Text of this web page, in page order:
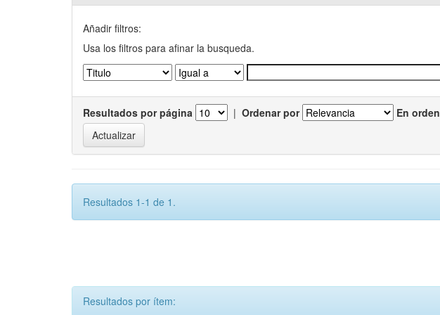
Añadir filtros:
Usa los filtros para afinar la busqueda.
Resultados por página | Ordenar por En orden
Resultados 1-1 de 1.
Resultados por ítem: